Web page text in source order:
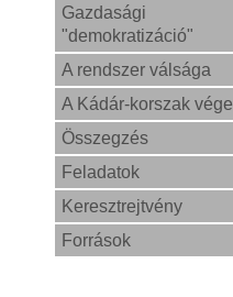
Gazdasági
"demokratizáció"
A rendszer válsága
A Kádár-korszak vége
Összegzés
Feladatok
Keresztrejtvény
Források